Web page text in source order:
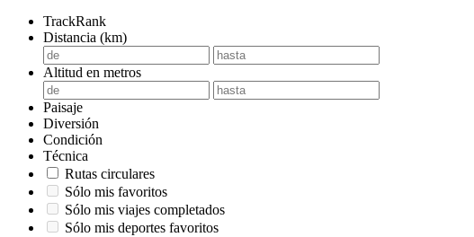
TrackRank
Distancia (km)
Altitud en metros
Paisaje
Diversión
Condición
Técnica
Rutas circulares
Sólo mis favoritos
Sólo mis viajes completados
Sólo mis deportes favoritos